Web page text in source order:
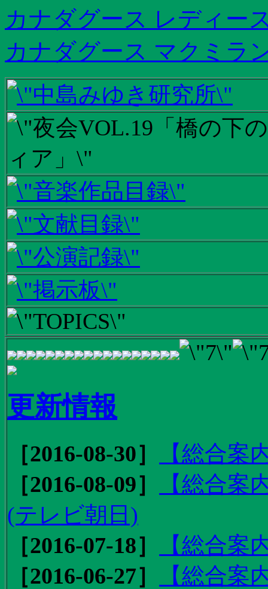
カナダグース レディー
カナダグース マクミラ
更新情報
［2016-08-30］
【総合
［2016-08-09］
【総合
(テレビ朝日)
［2016-07-18］
【総合案
［2016-06-27］
【総合案